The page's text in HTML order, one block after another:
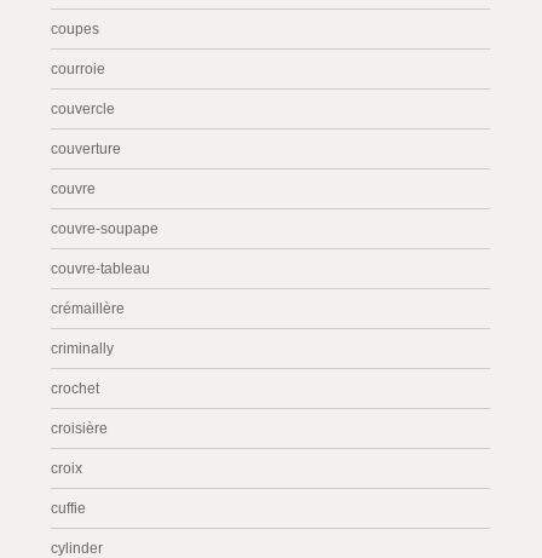
coupes
courroie
couvercle
couverture
couvre
couvre-soupape
couvre-tableau
crémaillère
criminally
crochet
croisière
croix
cuffie
cylinder